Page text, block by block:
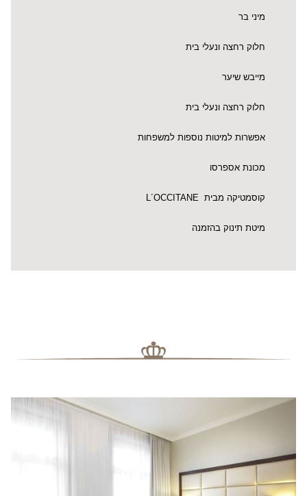
מיני בר
חלוק רחצה ונעלי בית
מייבש שיער
חלוק רחצה ונעלי בית
אפשרות למיטות נוספות למשפחות
מכונת אספרסו
קוסמטיקה מבית L´OCCITANE
מיטת תינוק בהזמנה